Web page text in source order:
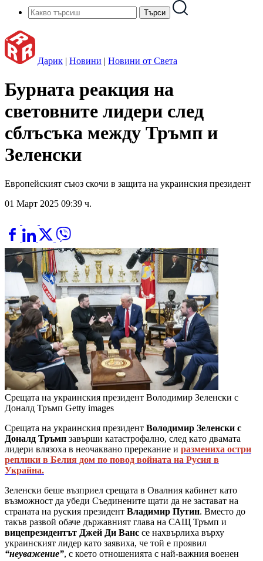
Дарик | Новини | Новини от Света
Бурната реакция на
световните лидери след
сблъсъка между Тръмп и
Зеленски
Европейският съюз скочи в защита на украинския президент
01 Март 2025 09:39 ч.
Срещата на украинския президент Володимир Зеленски с
Доналд Тръмп Getty images
Срещата на украинския президент Володимир Зеленски с
Доналд Тръмп завърши катастрофално, след като двамата
лидери влязоха в неочаквано пререкание и размениха остри
реплики в Белия дом по повод войната на Русия в
Украйна.
Зеленски беше възприел срещата в Овалния кабинет като
възможност да убеди Съединените щати да не застават на
страната на руския президент Владимир Путин. Вместо до
такъв развой обаче държавният глава на САЩ Тръмп и
вицепрезидентът Джей Ди Ванс се нахвърлиха върху
украинският лидер като заявиха, че той е проявил
“неуважение”, с което отношенията с най-важния военен